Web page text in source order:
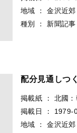
地域
：
金沢近郊
種別
： 新聞記事
配分見通し
掲載紙 ：
北國：
掲載日
：
1979-
地域
：
金沢近郊